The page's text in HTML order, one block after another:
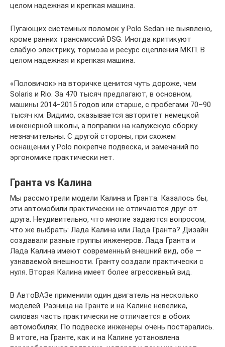
целом надежная и крепкая машина.
Пугающих системных поломок у Polo Sedan не выявлено,
кроме ранних трансмиссий DSG. Иногда критикуют
слабую электрику, ­тормоза и ресурс сцепления МКП. В
целом надежная и крепкая машина.
«Половичок» на вторичке ценится чуть дороже, чем
Solaris и Rio. За 470 тысяч предлагают, в основном,
машины 2014–2015 годов или старше, с пробегами 70–90
тысяч км. Видимо, сказывается авторитет немецкой
инженерной школы, а поправки на калужскую сборку
незначительны. С другой стороны, при схожем
оснащении у Polo покрепче подвеска, и замечаний по
эргономике практически нет.
Гранта vs Калина
Мы рассмотрели модели Калина и Гранта. Казалось бы,
эти автомобили практически не отличаются друг от
друга. Неудивительно, что многие задаются вопросом,
что же выбрать: Лада Калина или Лада Гранта? Дизайн
создавали разные группы инженеров. Лада Гранта и
Лада Калина имеют современный внешний вид, обе —
узнаваемой внешности. Гранту создали практически с
нуля. Вторая Калина имеет более агрессивный вид.
В АвтоВАЗе применили один двигатель на несколько
моделей. Разница на Гранте и на Калине невелика,
силовая часть практически не отличается в обоих
автомобилях. По подвеске инженеры очень постарались.
В итоге, на Гранте, как и на Калине установлена